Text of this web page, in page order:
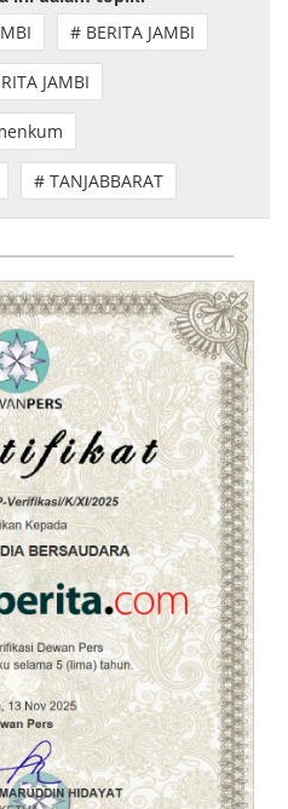
# BERITA JAMBI
JAMBI
# TANJABBARAT